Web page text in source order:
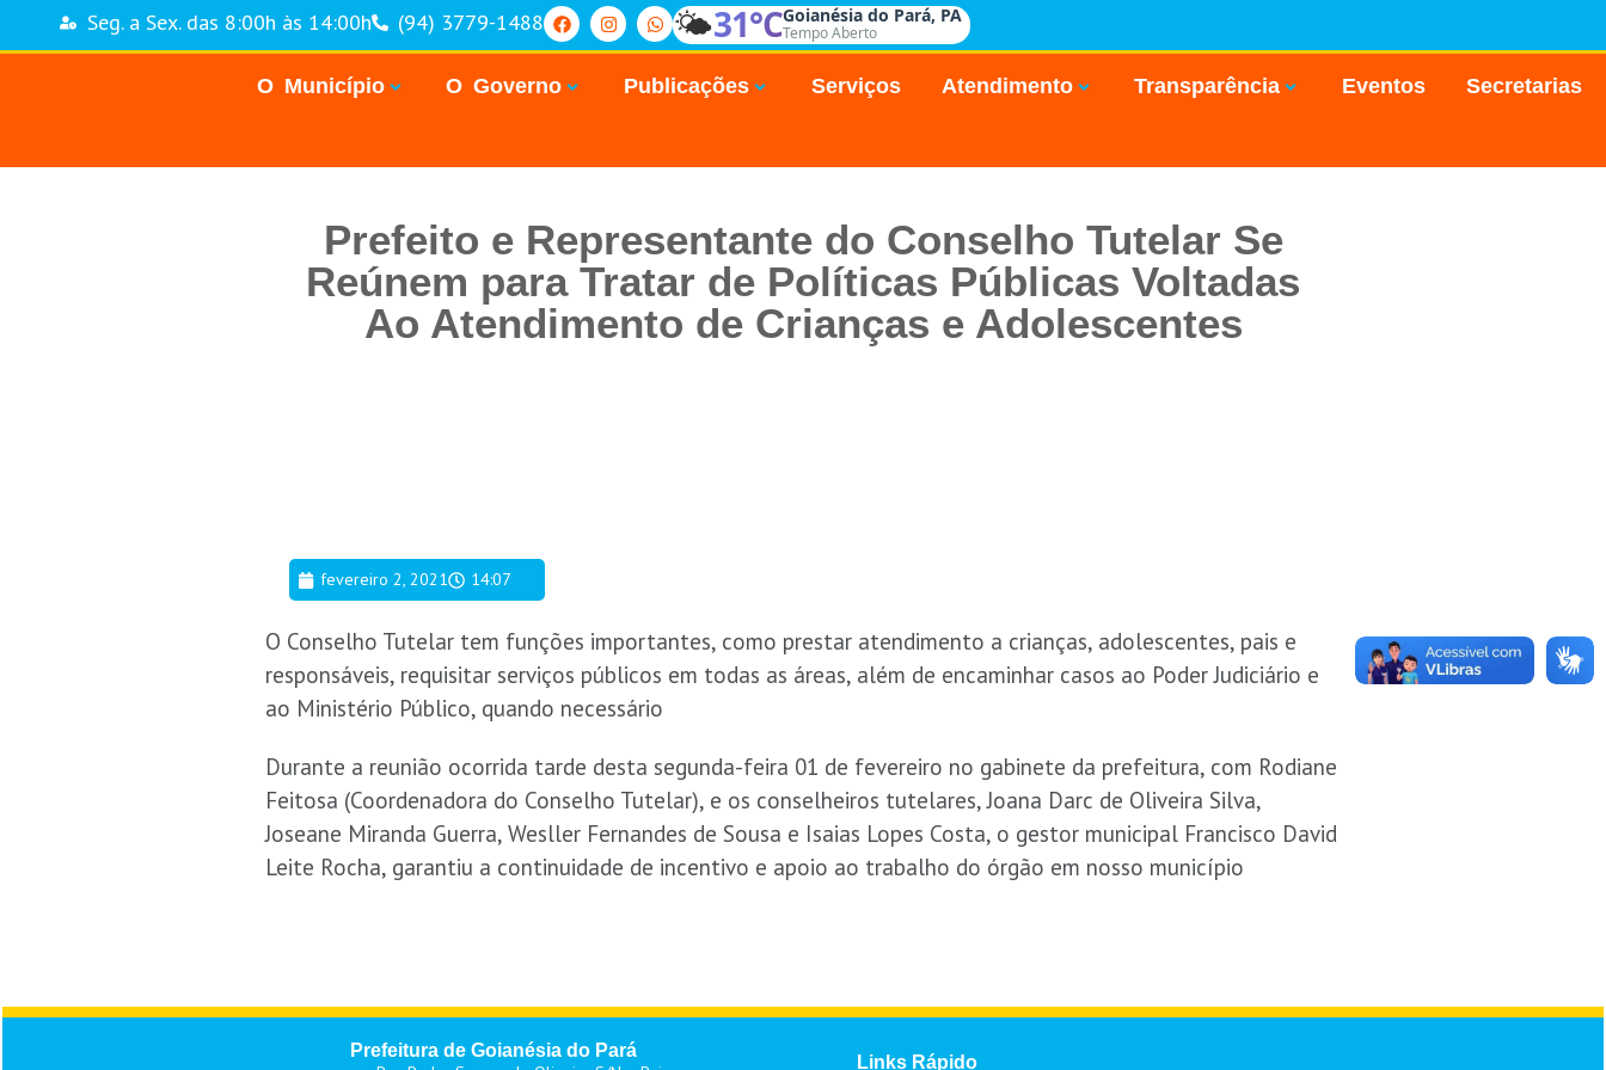
Seg. a Sex. das 8:00h às 14:00h (94) 3779-1488 🌤️31°CGoianésia do Pará, PA
Tempo Aberto
O Município O Governo Publicações Serviços Atendimento Transparência Eventos Secretarias
Prefeito e Representante do Conselho Tutelar Se
Reúnem para Tratar de Políticas Públicas Voltadas
Ao Atendimento de Crianças e Adolescentes
fevereiro 2, 2021 14:07
O Conselho Tutelar tem funções importantes, como prestar atendimento a crianças, adolescentes, pais e
responsáveis, requisitar serviços públicos em todas as áreas, além de encaminhar casos ao Poder Judiciário e
ao Ministério Público, quando necessário
Durante a reunião ocorrida tarde desta segunda-feira 01 de fevereiro no gabinete da prefeitura, com Rodiane
Feitosa (Coordenadora do Conselho Tutelar), e os conselheiros tutelares, Joana Darc de Oliveira Silva,
Joseane Miranda Guerra, Wesller Fernandes de Sousa e Isaias Lopes Costa, o gestor municipal Francisco David
Leite Rocha, garantiu a continuidade de incentivo e apoio ao trabalho do órgão em nosso município
Prefeitura de Goianésia do Pará
Links Rápido